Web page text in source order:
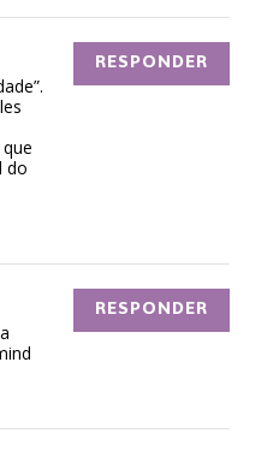
do
RESPONDER
RESPONDER